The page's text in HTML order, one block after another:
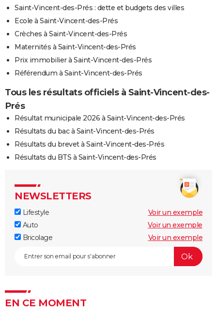
Saint-Vincent-des-Prés : dette et budgets des villes
Ecole à Saint-Vincent-des-Prés
Crèches à Saint-Vincent-des-Prés
Maternités à Saint-Vincent-des-Prés
Prix immobilier à Saint-Vincent-des-Prés
Référendum à Saint-Vincent-des-Prés
Tous les résultats officiels à Saint-Vincent-des-
Prés
Résultat municipale 2026 à Saint-Vincent-des-Prés
Résultats du bac à Saint-Vincent-des-Prés
Résultats du brevet à Saint-Vincent-des-Prés
Résultats du BTS à Saint-Vincent-des-Prés
NEWSLETTERS
Lifestyle
Voir un exemple
Auto
Voir un exemple
Bricolage
Voir un exemple
EN CE MOMENT